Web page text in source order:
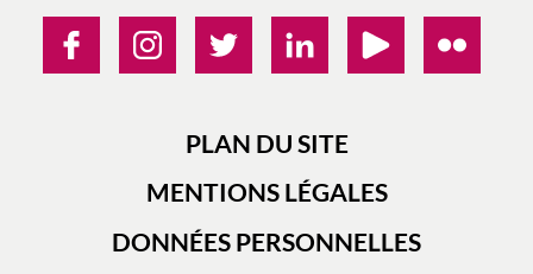
PLAN DU SITE
MENTIONS LÉGALES
DONNÉES PERSONNELLES